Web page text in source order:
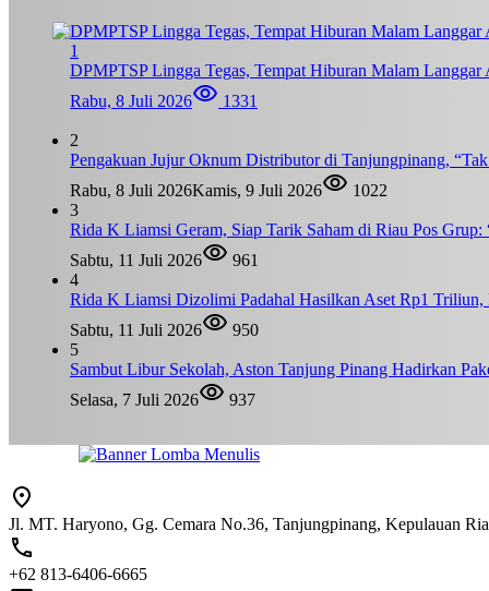
1
DPMPTSP Lingga Tegas, Tempat Hiburan Malam Langgar
Rabu, 8 Juli 2026
1331
2
Pengakuan Jujur Oknum Distributor di Tanjungpinang,
Rabu, 8 Juli 2026Kamis, 9 Juli 2026
1022
3
Rida K Liamsi Geram, Siap Tarik Saham di Riau Pos
Sabtu, 11 Juli 2026
961
4
Rida K Liamsi Dizolimi Padahal Hasilkan Aset Rp1 Triliun,
Sabtu, 11 Juli 2026
950
5
Sambut Libur Sekolah, Aston Tanjung Pinang Hadirkan
Selasa, 7 Juli 2026
937
Jl. MT. Haryono, Gg. Cemara No.36, Tanjungpinang, Kepulauan
+62 813-6406-6665